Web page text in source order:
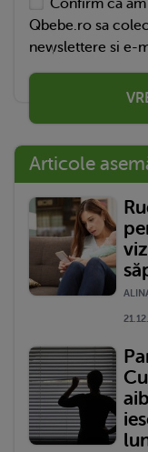
Confirm ca
Qbebe.ro sa
newslettere si e-
Articole